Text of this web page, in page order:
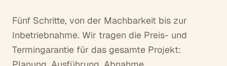
Fünf Schritte, von der Machbarkeit bis zur
Inbetriebnahme. Wir tragen die Preis- und
Termingarantie für das gesamte Projekt: